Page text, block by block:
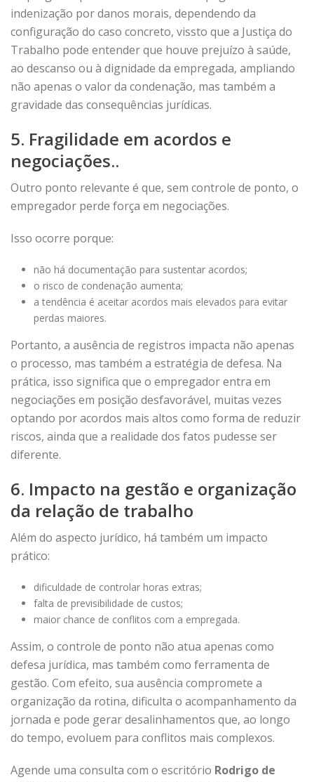
indenização por danos morais, dependendo da
configuração do caso concreto, vissto que a Justiça do
Trabalho pode entender que houve prejuízo à saúde,
ao descanso ou à dignidade da empregada, ampliando
não apenas o valor da condenação, mas também a
gravidade das consequências jurídicas.
5. Fragilidade em acordos e
negociações..
Outro ponto relevante é que, sem controle de ponto, o
empregador perde força em negociações.
Isso ocorre porque:
não há documentação para sustentar acordos;
o risco de condenação aumenta;
a tendência é aceitar acordos mais elevados para evitar
perdas maiores.
Portanto, a ausência de registros impacta não apenas
o processo, mas também a estratégia de defesa. Na
prática, isso significa que o empregador entra em
negociações em posição desfavorável, muitas vezes
optando por acordos mais altos como forma de reduzir
riscos, ainda que a realidade dos fatos pudesse ser
diferente.
6. Impacto na gestão e organização
da relação de trabalho
Além do aspecto jurídico, há também um impacto
prático:
dificuldade de controlar horas extras;
falta de previsibilidade de custos;
maior chance de conflitos com a empregada.
Assim, o controle de ponto não atua apenas como
defesa jurídica, mas também como ferramenta de
gestão. Com efeito, sua ausência compromete a
organização da rotina, dificulta o acompanhamento da
jornada e pode gerar desalinhamentos que, ao longo
do tempo, evoluem para conflitos mais complexos.
Agende uma consulta com o escritório Rodrigo de